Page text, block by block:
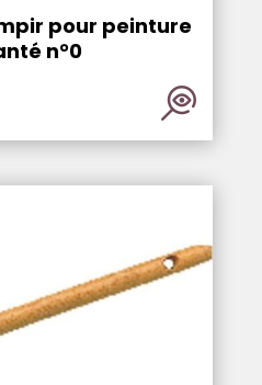
pour peinture
n°0